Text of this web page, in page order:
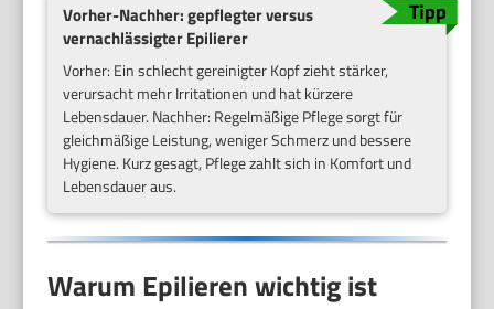
Vorher-Nachher: gepflegter versus
vernachlässigter Epilierer
Vorher: Ein schlecht gereinigter Kopf zieht stärker,
verursacht mehr Irritationen und hat kürzere
Lebensdauer. Nachher: Regelmäßige Pflege sorgt für
gleichmäßige Leistung, weniger Schmerz und bessere
Hygiene. Kurz gesagt, Pflege zahlt sich in Komfort und
Lebensdauer aus.
Warum Epilieren wichtig ist